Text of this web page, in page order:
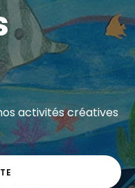
activités créatives